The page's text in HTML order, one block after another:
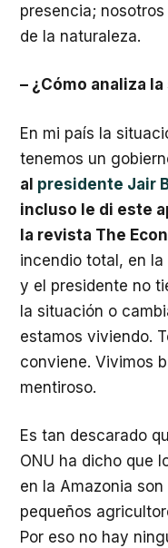
presencia;
de la naturaleza.
– ¿Cómo analiza
En mi país la
tenemos un
al presidente Jair
incluso le di este
la revista The
incendio total, en
y el presidente no
la situación o
estamos viviendo.
conviene. Vivimos
mentiroso.
Es tan descarado
ONU ha dicho que
en la Amazonia
pequeños
Por eso no hay